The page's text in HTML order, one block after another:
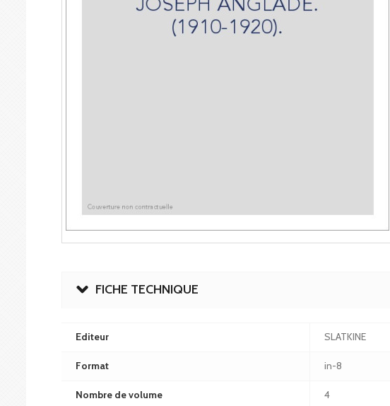
FICHE TECHNIQUE
Editeur SLATKINE
Format in-8
Nombre de volume 4